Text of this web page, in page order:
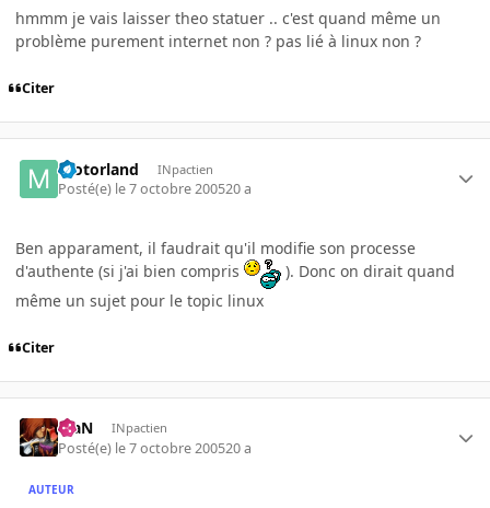
hmmm je vais laisser theo statuer .. c'est quand même un
problème purement internet non ? pas lié à linux non ?
Citer
motorland INpactien
Posté(e) le 7 octobre 200520 a
Ben apparament, il faudrait qu'il modifie son processe
d'authente (si j'ai bien compris
). Donc on dirait quand
même un sujet pour le topic linux
Citer
KiaN INpactien
Posté(e) le 7 octobre 200520 a
AUTEUR